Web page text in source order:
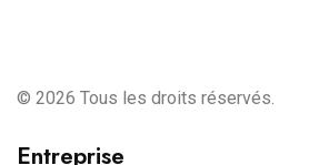
© 2026 Tous les droits réservés.
Entreprise